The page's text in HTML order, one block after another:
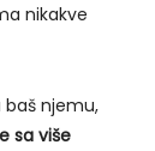
nikakve
baš njemu,
sa više